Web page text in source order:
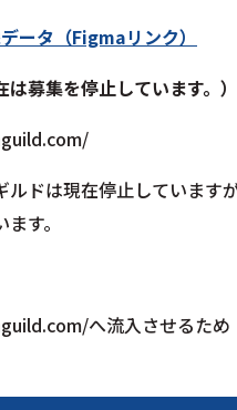
ータ（Figmaリンク）
募集を停止しています。）
ドは現在停止しています
す。
へ流入させるため